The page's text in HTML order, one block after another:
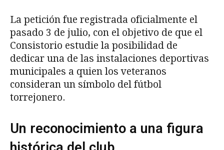
La petición fue registrada oficialmente el
pasado 3 de julio, con el objetivo de que el
Consistorio estudie la posibilidad de
dedicar una de las instalaciones deportivas
municipales a quien los veteranos
consideran un símbolo del fútbol
torrejonero.
Un reconocimiento a una figura